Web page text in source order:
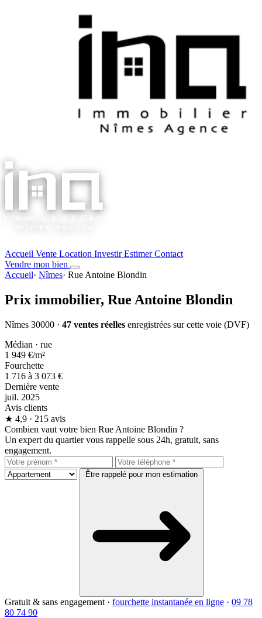
Accueil Vente Location InvestirEstimerContact
Vendre mon bien
Accueil· Nîmes· Rue Antoine Blondin
Prix immobilier, Rue Antoine Blondin
Nîmes 30000 · 47 ventes réelles enregistrées sur cette voie (DVF)
Médian · rue
1 949 €/m²
Fourchette
1 716 à 3 073 €
Dernière vente
juil. 2025
Avis clients
★ 4,9 · 215 avis
Combien vaut votre bien Rue Antoine Blondin ?
Un expert du quartier vous rappelle sous 24h, gratuit, sans
engagement.
Être rappelé pour mon estimation
Gratuit & sans engagement · fourchette instantanée en ligne · 09 78
80 74 90